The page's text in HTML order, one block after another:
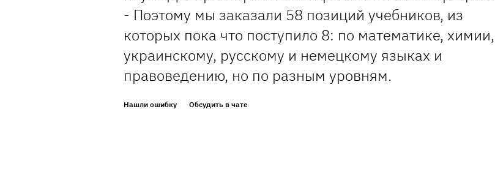
- Поэтому мы заказали 58 позиций учебников, из
которых пока что поступило 8: по математике, химии,
украинскому, русскому и немецкому языках и
правоведению, но по разным уровням.
Нашли ошибку Обсудить в чате